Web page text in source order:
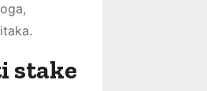
stake